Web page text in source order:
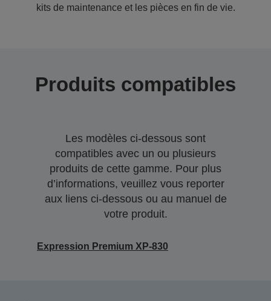
kits de maintenance et les pièces en fin de vie.
Produits compatibles
Les modèles ci-dessous sont
compatibles avec un ou plusieurs
produits de cette gamme. Pour plus
d’informations, veuillez vous reporter
aux liens ci-dessous ou au manuel de
votre produit.
Expression Premium XP-830